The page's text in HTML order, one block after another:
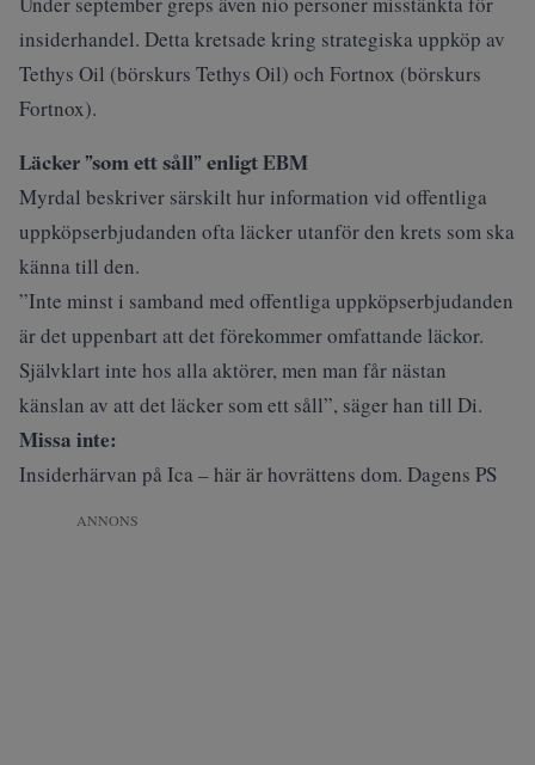
insiderhandel. Detta kretsade kring strategiska uppköp av
Tethys Oil (börskurs Tethys Oil) och Fortnox (börskurs
Fortnox).
Läcker ”som ett såll” enligt EBM
Myrdal beskriver särskilt hur information vid offentliga
uppköpserbjudanden ofta läcker utanför den krets som ska
känna till den.
”Inte minst i samband med offentliga uppköpserbjudanden
är det uppenbart att det förekommer omfattande läckor.
Självklart inte hos alla aktörer, men man får nästan
känslan av att det läcker som ett såll”, säger han till Di.
Missa inte:
Insiderhärvan på Ica – här är hovrättens dom. Dagens PS
ANNONS